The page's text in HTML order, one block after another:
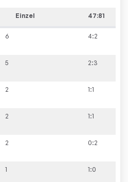
Einzel 47:81
6 4:2
5 2:3
2 1:1
2 1:1
2 0:2
1 1:0